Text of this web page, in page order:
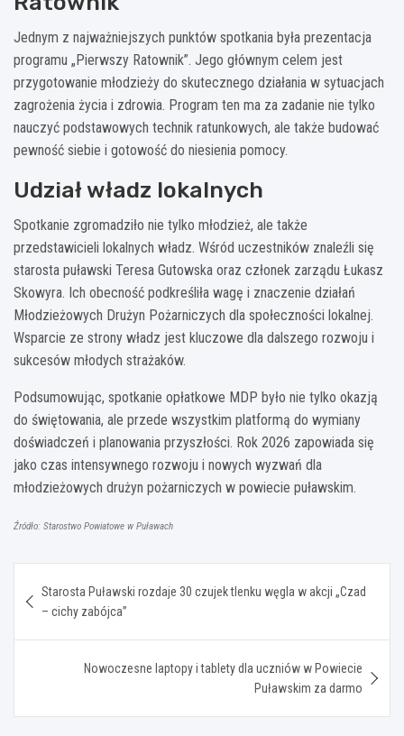
Jednym z najważniejszych punktów spotkania była prezentacja
programu „Pierwszy Ratownik”. Jego głównym celem jest
przygotowanie młodzieży do skutecznego działania w sytuacjach
zagrożenia życia i zdrowia. Program ten ma za zadanie nie tylko
nauczyć podstawowych technik ratunkowych, ale także budować
pewność siebie i gotowość do niesienia pomocy.
Udział władz lokalnych
Spotkanie zgromadziło nie tylko młodzież, ale także
przedstawicieli lokalnych władz. Wśród uczestników znaleźli się
starosta puławski Teresa Gutowska oraz członek zarządu Łukasz
Skowyra. Ich obecność podkreśliła wagę i znaczenie działań
Młodzieżowych Drużyn Pożarniczych dla społeczności lokalnej.
Wsparcie ze strony władz jest kluczowe dla dalszego rozwoju i
sukcesów młodych strażaków.
Podsumowując, spotkanie opłatkowe MDP było nie tylko okazją
do świętowania, ale przede wszystkim platformą do wymiany
doświadczeń i planowania przyszłości. Rok 2026 zapowiada się
jako czas intensywnego rozwoju i nowych wyzwań dla
młodzieżowych drużyn pożarniczych w powiecie puławskim.
Źródło: Starostwo Powiatowe w Puławach
wpisu
Starosta Puławski rozdaje 30 czujek tlenku węgla w akcji „Czad
– cichy zabójca”
Nowoczesne laptopy i tablety dla uczniów w Powiecie
Puławskim za darmo